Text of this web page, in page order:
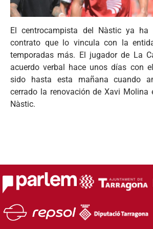
El centrocampista del Nàstic ya ha
contrato que lo vincula con la
temporadas más. El jugador de La
acuerdo verbal hace unos días con
sido hasta esta mañana cuando
cerrado la renovación de Xavi Molina
Nàstic.